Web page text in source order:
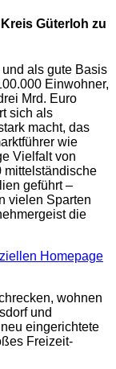
Güterloh zu
als gute Basis
Einwohner,
Mrd. Euro
sich als
macht, das
wie
Vielfalt von
mittelständische
geführt –
vielen Sparten
die
Homepage
wohnen
und
eingerichtete
Freizeit-